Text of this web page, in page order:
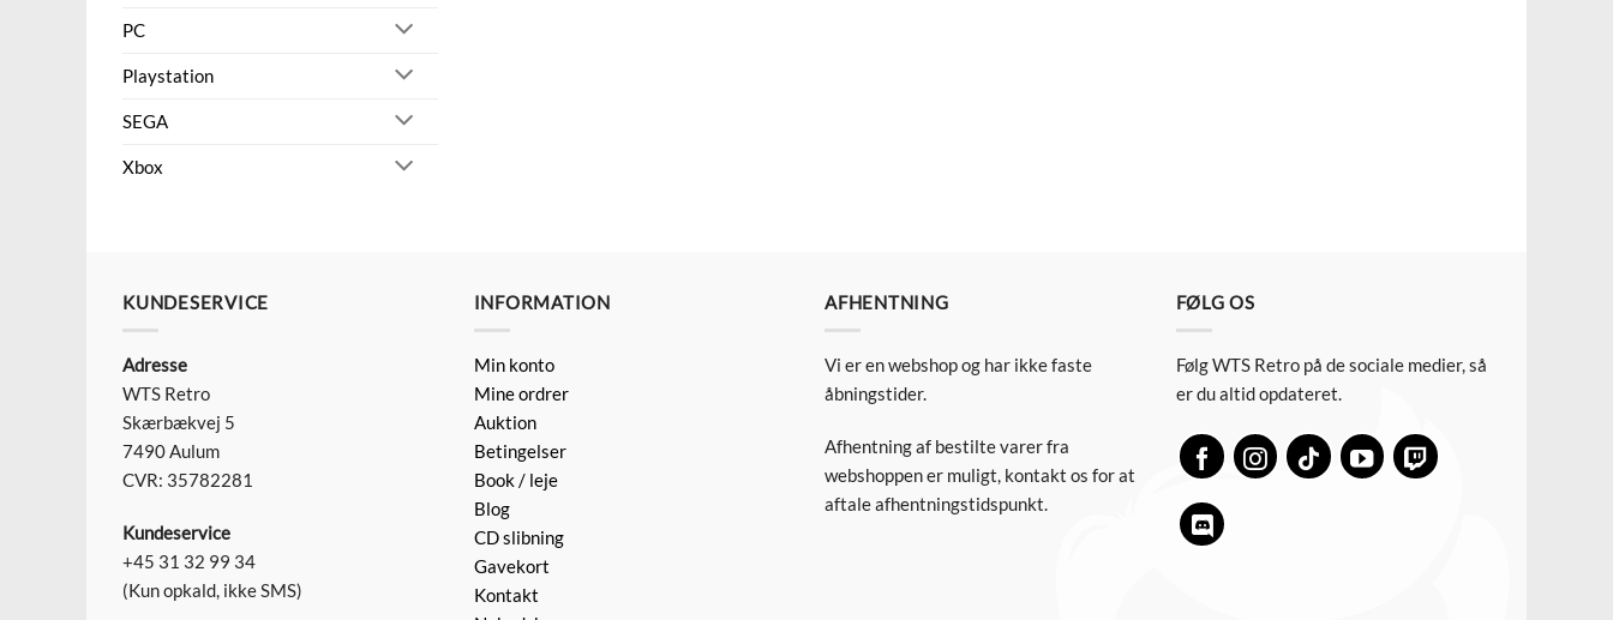
PC
Playstation
SEGA
Xbox
KUNDESERVICE
Adresse
WTS Retro
Skærbækvej 5
7490 Aulum
CVR: 35782281
Kundeservice
+45 31 32 99 34
(Kun opkald, ikke SMS)
INFORMATION
Min konto
Mine ordrer
Auktion
Betingelser
Book / leje
Blog
CD slibning
Gavekort
Kontakt
AFHENTNING
Vi er en webshop og har ikke faste
åbningstider.
Afhentning af bestilte varer fra
webshoppen er muligt, kontakt os for at
aftale afhentningstidspunkt.
FØLG OS
Følg WTS Retro på de sociale medier, så
er du altid opdateret.